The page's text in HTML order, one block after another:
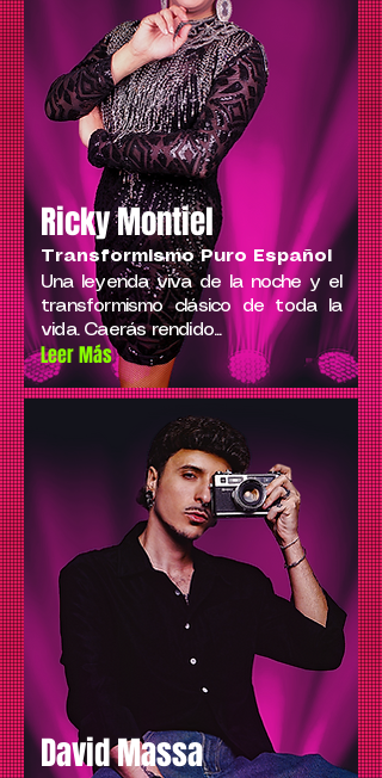
Transformismo Puro Español
Ricky Montiel
Una leyenda viva de la noche y el
transformismo clásico de toda la
vida. Caerás rendido...
Leer Más
David Massa